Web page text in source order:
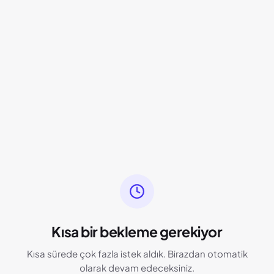
Kısa bir bekleme gerekiyor
Kısa sürede çok fazla istek aldık. Birazdan otomatik
olarak devam edeceksiniz.